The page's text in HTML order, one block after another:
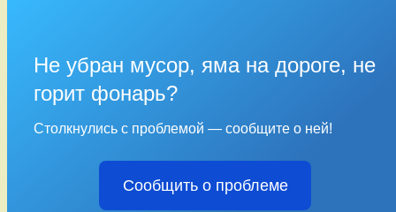
Не убран мусор, яма на дороге, не
горит фонарь?
Столкнулись с проблемой — сообщите о ней!
Сообщить о проблеме